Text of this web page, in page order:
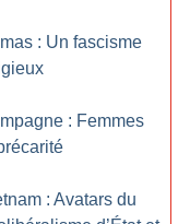
: Un fascisme
: Femmes
: Avatars du